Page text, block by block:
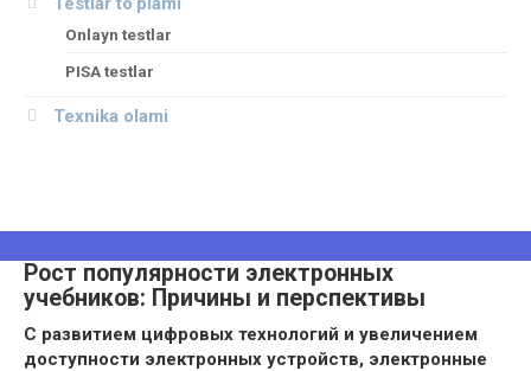
Onlayn testlar
PISA testlar
Texnika olami
Рост популярности электронных
учебников: Причины и перспективы
С развитием цифровых технологий и увеличением
доступности электронных устройств, электронные